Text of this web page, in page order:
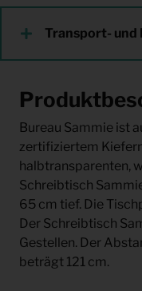
Transport-
Bureau Sammie ist
zertifiziertem
halbtransparenten,
Schreibtisch
65 cm tief. Die
Der Schreibtisch
Gestellen. Der
beträgt 121 cm.